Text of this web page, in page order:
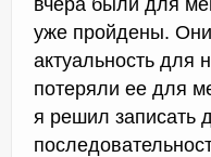
вчера были для
уже пройдены.
актуальность для
потеряли ее для
я решил записать